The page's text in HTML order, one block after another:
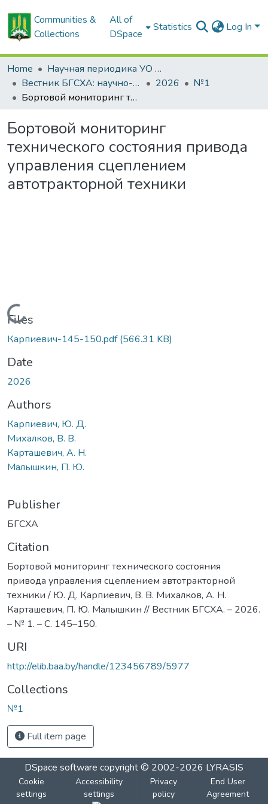
Communities &
Collections
All of
DSpace
Statistics Log In
Home
Научная периодика УО БГСХА
Вестник БГСХА: научно-методический журнал Белорусской государственной сельскохозяйственной академии
2026
№1
Бортовой мониторинг технического состояния привода управления сцеплением автотракторной техники
Бортовой мониторинг
технического состояния привода
управления сцеплением
автотракторной техники
Loading...
Files
Карпиевич-145-150.pdf(566.31 KB)
Date
2026
Authors
Карпиевич, Ю. Д.
Михалков, В. В.
Карташевич, А. Н.
Малышкин, П. Ю.
Publisher
БГСХА
Citation
Бортовой мониторинг технического состояния
привода управления сцеплением автотракторной
техники / Ю. Д. Карпиевич, В. В. Михалков, А. Н.
Карташевич, П. Ю. Малышкин // Вестник БГСХА. – 2026.
– № 1. – С. 145–150.
URI
http://elib.baa.by/handle/123456789/5977
Collections
№1
Full item page
DSpace software copyright © 2002-2026 LYRASIS
Cookie
settings
Accessibility
settings
Privacy
policy
End User
Agreement